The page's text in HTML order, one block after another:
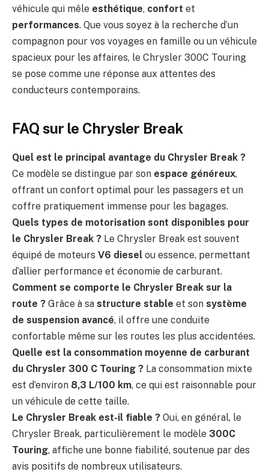
véhicule qui mêle esthétique, confort et
performances. Que vous soyez à la recherche d’un
compagnon pour vos voyages en famille ou un véhicule
spacieux pour les affaires, le Chrysler 300C Touring
se pose comme une réponse aux attentes des
conducteurs contemporains.
FAQ sur le Chrysler Break
Quel est le principal avantage du Chrysler Break ?
Ce modèle se distingue par son espace généreux,
offrant un confort optimal pour les passagers et un
coffre pratiquement immense pour les bagages.
Quels types de motorisation sont disponibles pour
le Chrysler Break ? Le Chrysler Break est souvent
équipé de moteurs V6 diesel ou essence, permettant
d’allier performance et économie de carburant.
Comment se comporte le Chrysler Break sur la
route ? Grâce à sa structure stable et son système
de suspension avancé, il offre une conduite
confortable même sur les routes les plus accidentées.
Quelle est la consommation moyenne de carburant
du Chrysler 300 C Touring ? La consommation mixte
est d’environ 8,3 L/100 km, ce qui est raisonnable pour
un véhicule de cette taille.
Le Chrysler Break est-il fiable ? Oui, en général, le
Chrysler Break, particulièrement le modèle 300C
Touring, affiche une bonne fiabilité, soutenue par des
avis positifs de nombreux utilisateurs.